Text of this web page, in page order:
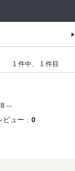
1 件中、 1 件目
--
ビュー 0